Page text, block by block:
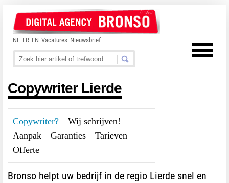
NL FR EN Vacatures Nieuwsbrief
Copywriter Lierde
Copywriter? Wij schrijven!
Aanpak
Garanties Tarieven
Offerte
Bronso helpt uw bedrijf in de regio Lierde snel en